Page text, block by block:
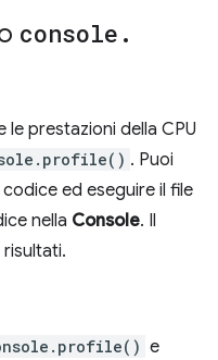
console .
prestazioni della CPU
. Puoi
ed eseguire il file
nella Console. Il
e